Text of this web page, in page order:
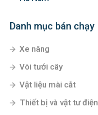
Danh mục bán chạy
Xe nâng
Vòi tưới cây
Vật liệu mài cắt
Thiết bị và vật tư điện